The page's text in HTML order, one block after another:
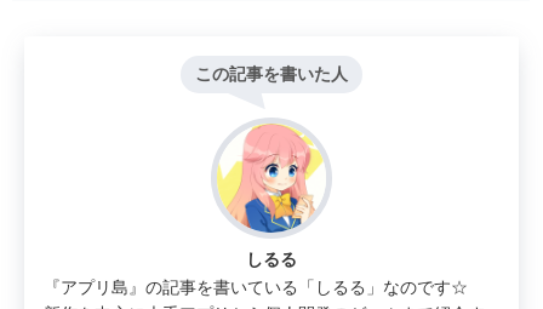
この記事を書いた人
しるる
『アプリ島』の記事を書いている「しるる」なのです☆